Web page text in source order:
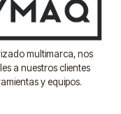
multimarca, nos
a nuestros clientes
y equipos.